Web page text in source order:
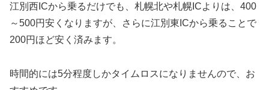
江別西ICから乗るだけでも、札幌北や札幌ICよりは、400
～500円安くなりますが、さらに江別東ICから乗ることで
200円ほど安く済みます。
時間的には5分程度しかタイムロスになりませんので、お